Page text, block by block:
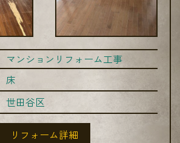
マンションリフォーム工事
床
世田谷区
リフォーム詳細